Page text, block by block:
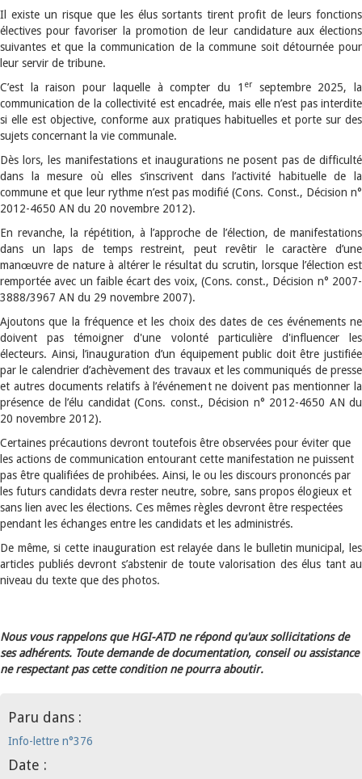
Il existe un risque que les élus sortants tirent profit de leurs fonctions
électives pour favoriser la promotion de leur candidature aux élections
suivantes et que la communication de la commune soit détournée pour
leur servir de tribune.
C’est la raison pour laquelle à compter du 1 erseptembre 2025, la
communication de la collectivité est encadrée, mais elle n’est pas interdite
si elle est objective, conforme aux pratiques habituelles et porte sur des
sujets concernant la vie communale.
Dès lors, les manifestations et inaugurations ne posent pas de difficulté
dans la mesure où elles s’inscrivent dans l’activité habituelle de la
commune et que leur rythme n’est pas modifié (Cons. Const., Décision n°
2012-4650 AN du 20 novembre 2012).
En revanche, la répétition, à l’approche de l’élection, de manifestations
dans un laps de temps restreint, peut revêtir le caractère d’une
manœuvre de nature à altérer le résultat du scrutin, lorsque l’élection est
remportée avec un faible écart des voix, (Cons. const., Décision n° 2007-
3888/3967 AN du 29 novembre 2007).
Ajoutons que la fréquence et les choix des dates de ces événements ne
doivent pas témoigner d'une volonté particulière d'influencer les
électeurs. Ainsi, l’inauguration d’un équipement public doit être justifiée
par le calendrier d’achèvement des travaux et les communiqués de presse
et autres documents relatifs à l’événement ne doivent pas mentionner la
présence de l’élu candidat (Cons. const., Décision n° 2012-4650 AN du
20 novembre 2012).
Certaines précautions devront toutefois être observées pour éviter que
les actions de communication entourant cette manifestation ne puissent
pas être qualifiées de prohibées. Ainsi, le ou les discours prononcés par
les futurs candidats devra rester neutre, sobre, sans propos élogieux et
sans lien avec les élections. Ces mêmes règles devront être respectées
pendant les échanges entre les candidats et les administrés.
De même, si cette inauguration est relayée dans le bulletin municipal, les
articles publiés devront s’abstenir de toute valorisation des élus tant au
niveau du texte que des photos.
Nous vous rappelons que HGI-ATD ne répond qu'aux sollicitations de
ses adhérents. Toute demande de documentation, conseil ou assistance
ne respectant pas cette condition ne pourra aboutir.
Paru dans :
Info-lettre n°376
Date :